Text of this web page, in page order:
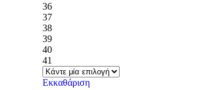
36
37
38
39
40
41
Εκκαθάριση